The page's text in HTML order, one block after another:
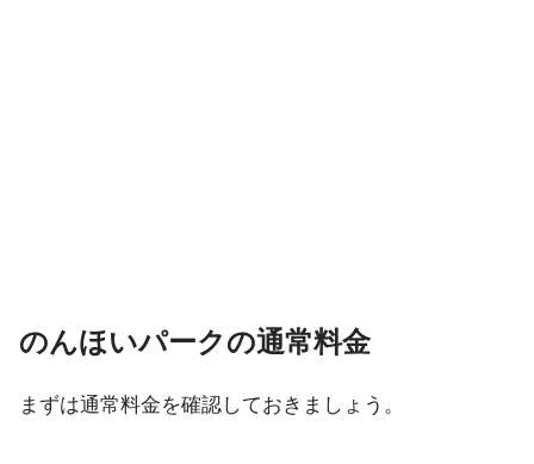
のんほいパークの通常料金
まずは通常料金を確認しておきましょう。